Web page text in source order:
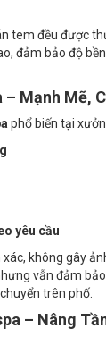
tem đều được
đảm bảo độ
– Mạnh Mẽ,
phổ biến tại
yêu cầu
không gây
vẫn đảm bảo
trên phố.
– Nâng